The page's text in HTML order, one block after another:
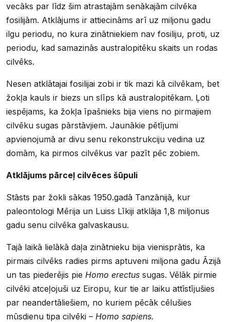
vecāks par līdz šim atrastajām senākajām cilvēka
fosilijām. Atklājums ir attiecināms arī uz miljonu gadu
ilgu periodu, no kura zinātniekiem nav fosiliju, proti, uz
periodu, kad samazinās australopitēku skaits un rodas
cilvēks.
Nesen atklātajai fosilijai zobi ir tik mazi kā cilvēkam, bet
žokļa kauls ir biezs un slīps kā australopitēkam. Ļoti
iespējams, ka žokļa īpašnieks bija viens no pirmajiem
cilvēku sugas pārstāvjiem. Jaunākie pētījumi
apvienojumā ar divu senu rekonstrukciju vedina uz
domām, ka pirmos cilvēkus var pazīt pēc zobiem.
Atklājums pārceļ cilvēces šūpuli
Stāsts par žokli sākas 1950.gadā Tanzānijā, kur
paleontologi Mērija un Luiss Līkiji atklāja 1,8 miljonus
gadu senu cilvēka galvaskausu.
Tajā laikā lielākā daļa zinātnieku bija vienisprātis, ka
pirmais cilvēks radies pirms aptuveni miljona gadu Āzijā
un tas piederējis pie Homo erectus sugas. Vēlāk pirmie
cilvēki atceļojuši uz Eiropu, kur tie ar laiku attīstījušies
par neandertāliešiem, no kuriem pēcāk cēlušies
mūsdienu tipa cilvēki – Homo sapiens.